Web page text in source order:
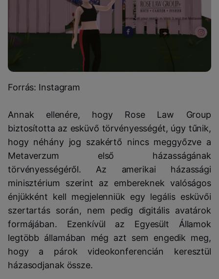
Forrás: Instagram
Annak ellenére, hogy Rose Law Group
biztosította az esküvő törvényességét, úgy tűnik,
hogy néhány jog szakértő nincs meggyőzve a
Metaverzum első házasságának
törvényességéről. Az amerikai házassági
minisztérium szerint az embereknek valóságos
énjükként kell megjelenniük egy legális esküvői
szertartás során, nem pedig digitális avatárok
formájában. Ezenkívül az Egyesült Államok
legtöbb államában még azt sem engedik meg,
hogy a párok videokonferencián keresztül
házasodjanak össze.